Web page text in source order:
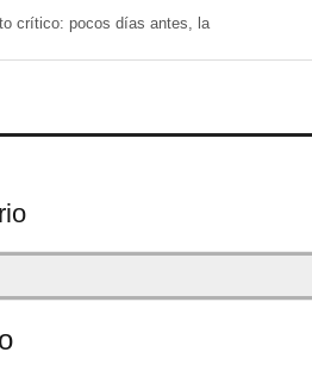
crítico: pocos días antes, la